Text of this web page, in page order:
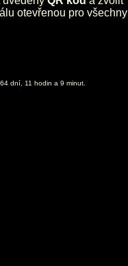
otevřenou pro všechny
dní, 11 hodin a 9 minut.